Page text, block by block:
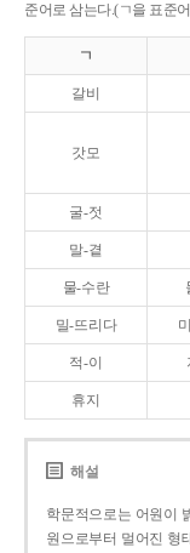
준어로 삼는다.(ㄱ을 표준
ㄱ
갈비
갓모
굴-젓
말-곁
물-수란
밀-뜨리다
적-이
휴지
해설
학문적으로는 어원이
원으로부터 멀어진 형